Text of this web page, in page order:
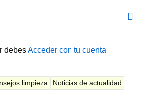
debesAcceder con tu cuenta
limpieza Noticias de actualidad